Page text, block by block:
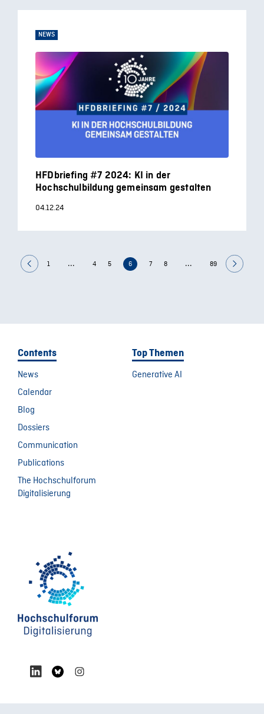
NEWS
HFDbriefing #7 2024: KI in der
Hochschulbildung gemeinsam gestalten
04.12.24
1 ... 4 5 6 7 8 ... 89
Contents
News
Calendar
Blog
Dossiers
Communication
Publications
The Hochschulforum
Digitalisierung
Top Themen
Generative AI